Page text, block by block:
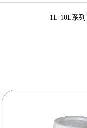
1L-10L系列